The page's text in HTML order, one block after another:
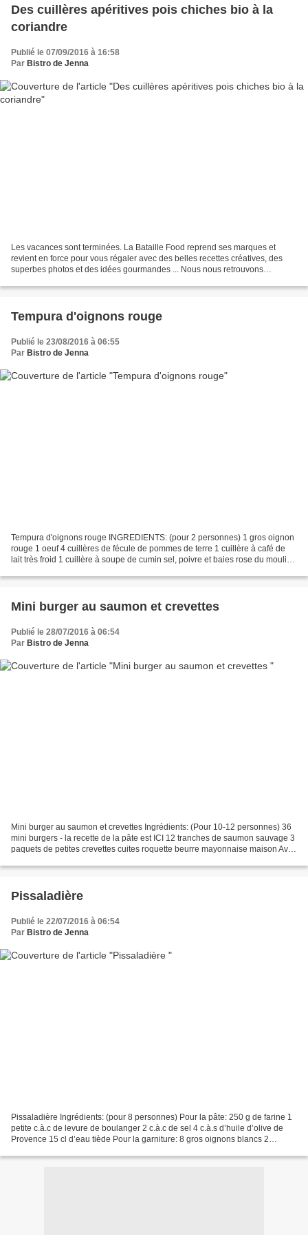
Des cuillères apéritives pois chiches bio à la
coriandre
Publié le 07/09/2016 à 16:58
Par Bistro de Jenna
Les vacances sont terminées. La Bataille Food reprend ses marques et
revient en force pour vous régaler avec des belles recettes créatives, des
superbes photos et des idées gourmandes ... Nous nous retrouvons
Tempura d'oignons rouge
Publié le 23/08/2016 à 06:55
Par Bistro de Jenna
Tempura d'oignons rouge INGREDIENTS: (pour 2 personnes) 1 gros oignon
rouge 1 oeuf 4 cuillères de fécule de pommes de terre 1 cuillère à café de
lait très froid 1 cuillère à soupe de cumin sel, poivre et baies rose du moulin
Mini burger au saumon et crevettes
Publié le 28/07/2016 à 06:54
Par Bistro de Jenna
Mini burger au saumon et crevettes Ingrédients: (Pour 10-12 personnes) 36
mini burgers - la recette de la pâte est ICI 12 tranches de saumon sauvage 3
paquets de petites crevettes cuites roquette beurre mayonnaise maison Avec
Pissaladière
Publié le 22/07/2016 à 06:54
Par Bistro de Jenna
Pissaladière Ingrédients: (pour 8 personnes) Pour la pâte: 250 g de farine 1
petite c.à.c de levure de boulanger 2 c.à.c de sel 4 c.à.s d’huile d’olive de
Provence 15 cl d’eau tiède Pour la garniture: 8 gros oignons blancs 2